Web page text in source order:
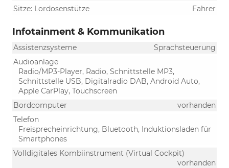
Sitze: Lordosenstütze
Fahrer
Infotainment & Kommunikation
Assistenzsysteme
Sprachsteuerung
Audioanlage
Radio/MP3-Player, Radio, Schnittstelle MP3,
Schnittstelle USB, Digitalradio DAB, Android Auto,
Apple CarPlay, Touchscreen
Bordcomputer
vorhanden
Telefon
Freisprecheinrichtung, Bluetooth, Induktionsladen für
Smartphones
Volldigitales Kombiinstrument (Virtual Cockpit)
vorhanden